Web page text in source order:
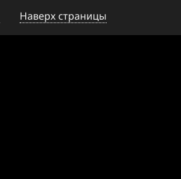
Наверх страницы